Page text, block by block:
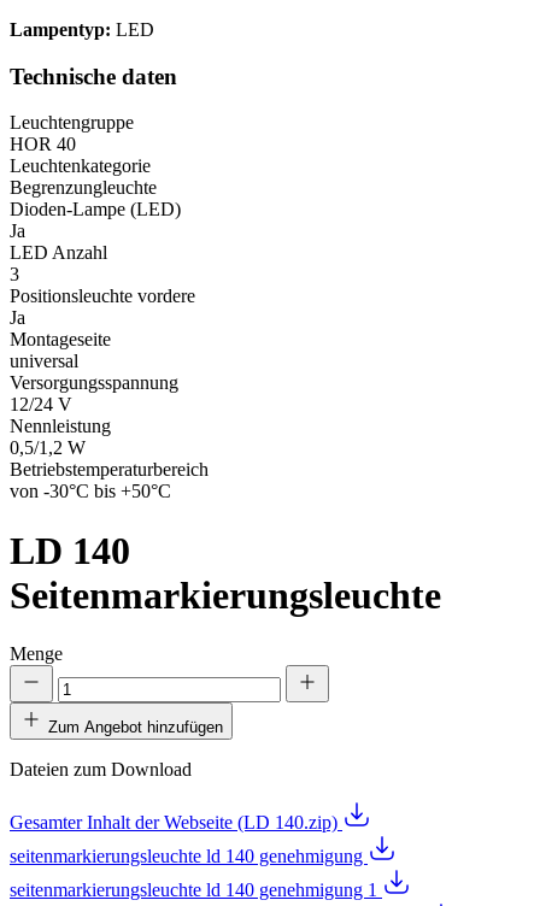
Lampentyp: LED
Technische daten
Leuchtengruppe
HOR 40
Leuchtenkategorie
Begrenzungleuchte
Dioden-Lampe (LED)
Ja
LED Anzahl
3
Positionsleuchte vordere
Ja
Montageseite
universal
Versorgungsspannung
12/24 V
Nennleistung
0,5/1,2 W
Betriebstemperaturbereich
von -30°C bis +50°C
LD 140
Seitenmarkierungsleuchte
Menge
Zum Angebot hinzufügen
Dateien zum Download
Gesamter Inhalt der Webseite (LD 140.zip)
seitenmarkierungsleuchte ld 140 genehmigung
seitenmarkierungsleuchte ld 140 genehmigung 1